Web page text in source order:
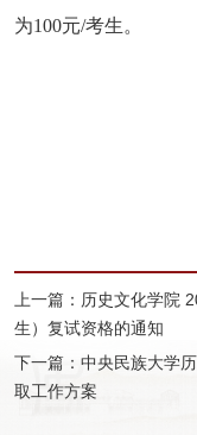
为100元/考生。
中央民
上一篇：历史文化学院
生）复试资格的通知
下一篇：中央民族大学
取工作方案